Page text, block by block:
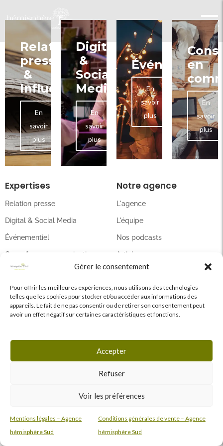
Gérer le consentement
Pour offrir les meilleures expériences, nous utilisons des technologies
telles que les cookies pour stocker et/ou accéder aux informations des
appareils. Le fait de ne pas consentir ou de retirer son consentement peut
avoir un effet négatif sur certaines caractéristiques et fonctions.
Accepter
Refuser
Voir les préférences
Mentions légales – Agence
hémisphère Sud
Conditions générales de vente – Agence
hémisphère Sud
Relation
presse
&
Influence
En
savoir
plus
Digital
&
Social
Media
En
savoir
plus
Événementiel
En
savoir
plus
en
En
savoir
plus
Expertises
Relation presse
Digital & Social Media
Événementiel
Conseils en communication
Notre agence
L'agence
L'équipe
Nos podcasts
Articles
Paris : 01 42 65 27 16
Bordeaux : 05 57 77 59 60
c
L
I
s
t
Mention légales|CGV|Code éthique